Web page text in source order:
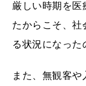
厳しい時期を医
たからこそ、社
る状況になっ
また、無観客